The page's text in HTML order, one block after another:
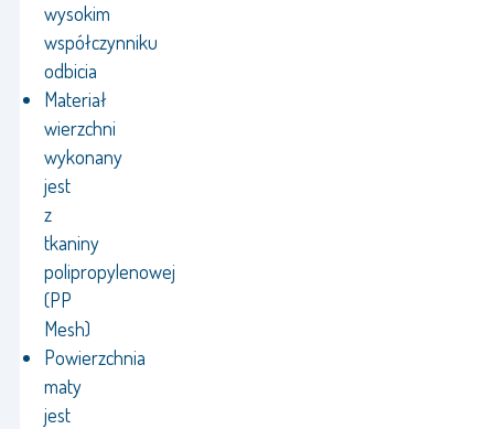
wysokim
współczynniku
odbicia
Materiał
wierzchni
wykonany
jest
z
tkaniny
polipropylenowej
(PP
Mesh)
Powierzchnia
maty
jest